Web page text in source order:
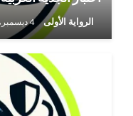
الرواية الأولى 4 ديسمبر، 2025